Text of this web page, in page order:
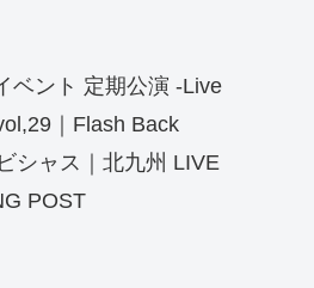
ベント 定期公演 -Live
｜Flash Back
シャス｜北九州 LIVE
POST